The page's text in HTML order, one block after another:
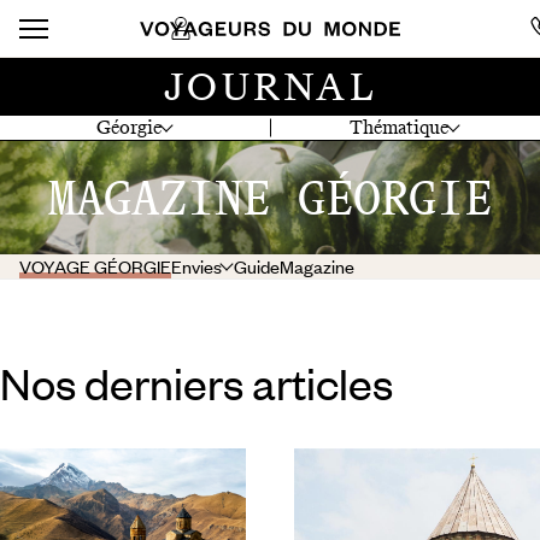
Géorgie Thématique
JOURNAL
MAGAZINE GÉORGIE
VOYAGE GÉORGIEEnvies GuideMagazine
Nos derniers articles